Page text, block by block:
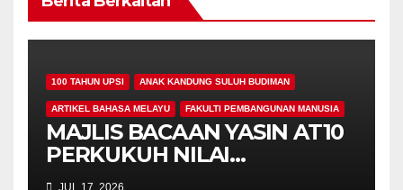
100 TAHUN UPSI ANAK KANDUNG SULUH BUDIMAN
ARTIKEL BAHASA MELAYU FAKULTI PEMBANGUNAN MANUSIA
MAJLIS BACAAN YASIN AT10
PERKUKUH NILAI
KEROHANIAN,
JUL 17, 2026